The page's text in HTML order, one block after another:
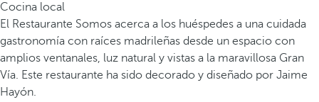
Cocina local
El Restaurante Somos acerca a los huéspedes a una cuidada
gastronomía con raíces madrileñas desde un espacio con
amplios ventanales, luz natural y vistas a la maravillosa Gran
Vía. Este restaurante ha sido decorado y diseñado por Jaime
Hayón.